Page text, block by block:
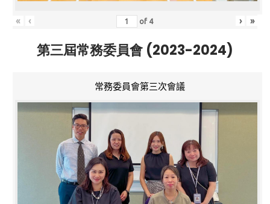
« ‹ of 4 › »
第三屆常務委員會 (2023-2024)
常務委員會第三次會議